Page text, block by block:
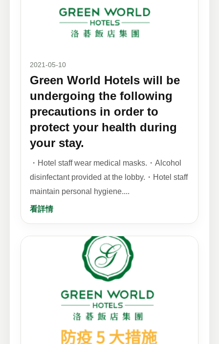
2021-05-10
Green World Hotels will be
undergoing the following
precautions in order to
protect your health during
your stay.
・Hotel staff wear medical masks.・Alcohol
disinfectant provided at the lobby.・Hotel staff
maintain personal hygiene....
看詳情